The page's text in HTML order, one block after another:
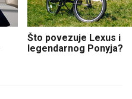
Što povezuje Lexus i
legendarnog Ponyja?